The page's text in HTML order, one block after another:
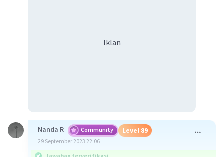
Iklan
Nanda R Community Level 89
29 September 2023 22:06